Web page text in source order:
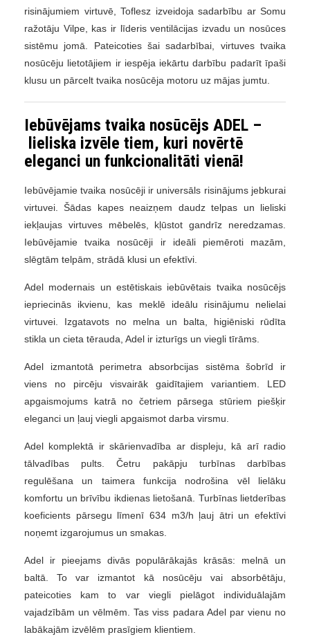
risinājumiem virtuvē, Toflesz izveidoja sadarbību ar Somu
ražotāju Vilpe, kas ir līderis ventilācijas izvadu un nosūces
sistēmu jomā. Pateicoties šai sadarbībai, virtuves tvaika
nosūcēju lietotājiem ir iespēja iekārtu darbību padarīt īpaši
klusu un pārcelt tvaika nosūcēja motoru uz mājas jumtu.
Iebūvējams tvaika nosūcējs ADEL –
lieliska izvēle tiem, kuri novērtē
eleganci un funkcionalitāti vienā!
Iebūvējamie tvaika nosūcēji ir universāls risinājums jebkurai
virtuvei. Šādas kapes neaizņem daudz telpas un lieliski
iekļaujas virtuves mēbelēs, kļūstot gandrīz neredzamas.
Iebūvējamie tvaika nosūcēji ir ideāli piemēroti mazām,
slēgtām telpām, strādā klusi un efektīvi.
Adel modernais un estētiskais iebūvētais tvaika nosūcējs
iepriecinās ikvienu, kas meklē ideālu risinājumu nelielai
virtuvei. Izgatavots no melna un balta, higiēniski rūdīta
stikla un cieta tērauda, ​​Adel ir izturīgs un viegli tīrāms.
Adel izmantotā perimetra absorbcijas sistēma šobrīd ir
viens no pircēju visvairāk gaidītajiem variantiem. LED
apgaismojums katrā no četriem pārsega stūriem piešķir
eleganci un ļauj viegli apgaismot darba virsmu.
Adel komplektā ir skārienvadība ar displeju, kā arī radio
tālvadības pults. Četru pakāpju turbīnas darbības
regulēšana un taimera funkcija nodrošina vēl lielāku
komfortu un brīvību ikdienas lietošanā. Turbīnas lietderības
koeficients pārsegu līmenī 634 m3/h ļauj ātri un efektīvi
noņemt izgarojumus un smakas.
Adel ir pieejams divās populārākajās krāsās: melnā un
baltā. To var izmantot kā nosūcēju vai absorbētāju,
pateicoties kam to var viegli pielāgot individuālajām
vajadzībām un vēlmēm. Tas viss padara Adel par vienu no
labākajām izvēlēm prasīgiem klientiem.